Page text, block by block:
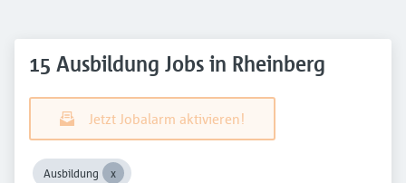
15 Ausbildung Jobs in Rheinberg
Jetzt Jobalarm aktivieren!
Ausbildung